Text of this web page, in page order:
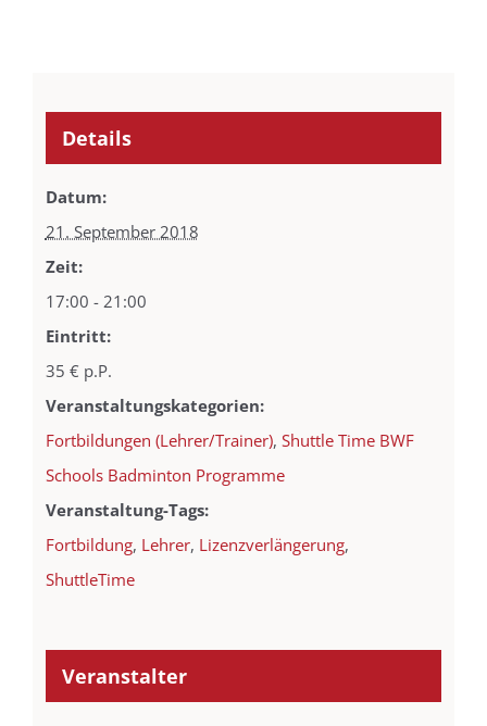
Details
Datum:
21. September 2018
Zeit:
17:00 - 21:00
Eintritt:
35 € p.P.
Veranstaltungskategorien:
Fortbildungen (Lehrer/Trainer), Shuttle Time BWF
Schools Badminton Programme
Veranstaltung-Tags:
Fortbildung, Lehrer, Lizenzverlängerung,
ShuttleTime
Veranstalter